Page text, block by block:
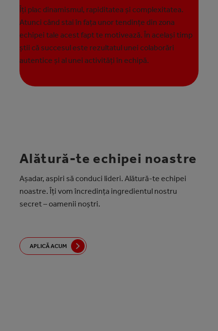
Îți plac dinamismul, rapiditatea și complexitatea.
Atunci când stai în fața unor tendințe din zona
echipei tale acest fapt te motivează. În același timp
știi că succesul este rezultatul unei colaborări
autentice și al unei activități în echipă.
Alătură-te echipei noastre
Așadar, aspiri să conduci lideri. Alătură-te echipei
noastre. Îți vom încredința ingredientul nostru
secret – oamenii noștri.
APLICĂ ACUM